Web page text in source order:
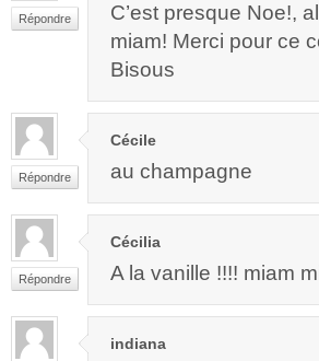
Répondre
C’est presque Noe!,
miam! Merci pour ce
Bisous
Répondre
Cécile
au champagne
Répondre
Cécilia
A la vanille !!!! miam
indiana